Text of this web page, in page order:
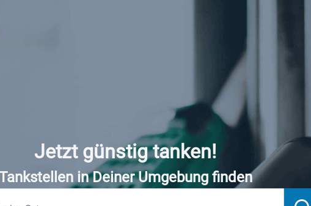
Jetzt günstig tanken!
in Deiner Umgebung finden